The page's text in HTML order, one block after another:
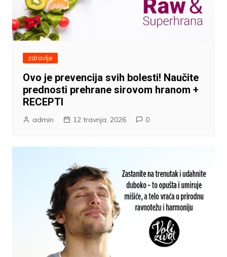
zdravlje
Ovo je prevencija svih bolesti! Naučite
prednosti prehrane sirovom hranom +
RECEPTI
admin 12 travnja, 2026 0